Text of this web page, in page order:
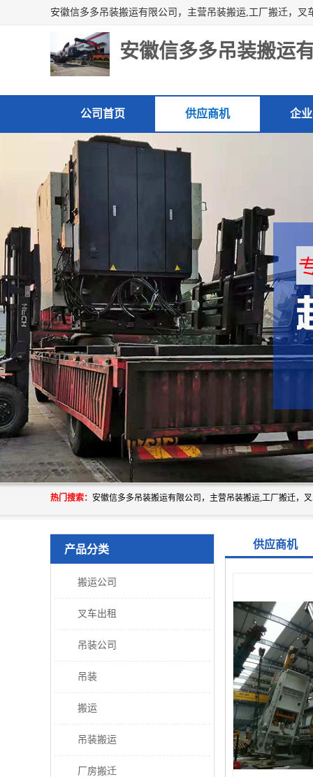
安徽信多多吊装搬运
公司首页 供应商机 企
热门搜索：
产品分类
搬运公司
叉车出租
吊装公司
吊装
搬运
吊装搬运
厂房搬迁
供应商机